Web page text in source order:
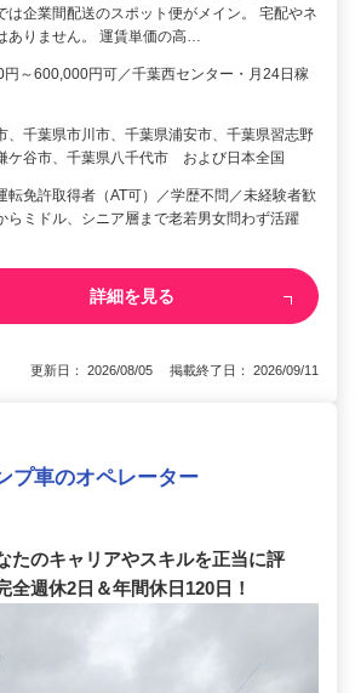
は企業間配送のスポット便がメイン。 宅配やネ
ありません。 運賃単価の高…
円～600,000円可／千葉西センター・月24日稼
、千葉県市川市、千葉県浦安市、千葉県習志野
ケ谷市、千葉県八千代市 および日本全国
転免許取得者（AT可）／学歴不問／未経験者歓
ミドル、シニア層まで老若男女問わず活躍
詳細を見る
更新日： 2026/08/05 掲載終了日： 2026/09/11
プ車のオペレーター
たのキャリアやスキルを正当に評
全週休2日＆年間休日120日！